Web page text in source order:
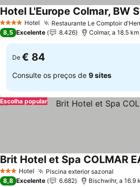
4 EstrelasHotel Restaurante Le Comptoir
Ver preços
8,5 Excelente 8.426 Colmar, a 18.5
De € 84
Consulte os preços de 9 sites
Escolha popular
3 EstrelasHotel Piscina exterior sazonal
Brit Hotel et Spa COLMAR
8,8 Excelente 6.682 Bischwihr, a 16.9